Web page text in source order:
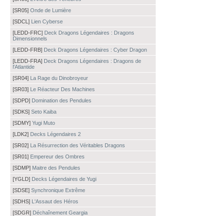
[SR05] Onde de Lumière
[SDCL] Lien Cyberse
[LEDD-FRC] Deck Dragons Légendaires : Dragons
Dimensionnels
[LEDD-FRB] Deck Dragons Légendaires : Cyber Dragon
[LEDD-FRA] Deck Dragons Légendaires : Dragons de
l'Atlantide
[SR04] La Rage du Dinobroyeur
[SR03] Le Réacteur Des Machines
[SDPD] Domination des Pendules
[SDKS] Seto Kaiba
[SDMY] Yugi Muto
[LDK2] Decks Légendaires 2
[SR02] La Résurrection des Véritables Dragons
[SR01] Empereur des Ombres
[SDMP] Maitre des Pendules
[YGLD] Decks Légendaires de Yugi
[SDSE] Synchronique Extrême
[SDHS] L'Assaut des Héros
[SDGR] Déchaînement Geargia